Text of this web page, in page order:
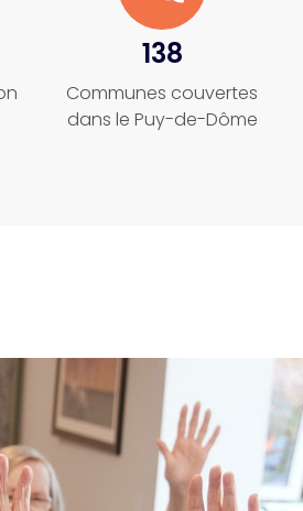
138
Communes couvertes
dans le Puy-de-Dôme